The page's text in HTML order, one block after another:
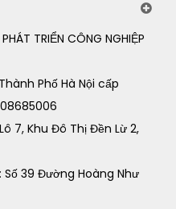
TRIỂN CÔNG NGHIỆP
Phố Hà Nội cấp
7, Khu Đô Thị Đền Lừ 2,
39 Đường Hoàng Như